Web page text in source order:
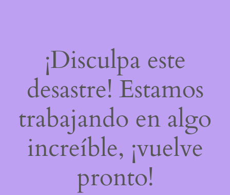
¡Disculpa este
desastre! Estamos
trabajando en algo
increíble, ¡vuelve
pronto!